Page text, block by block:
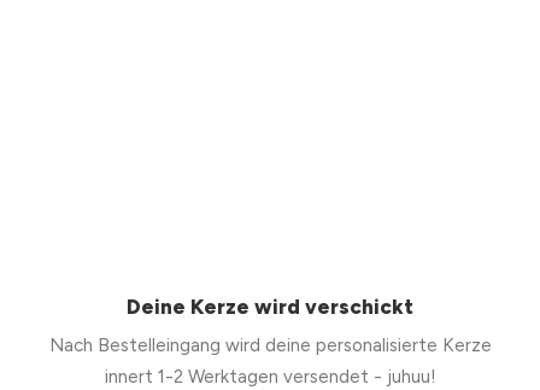
Deine Kerze wird verschickt
Nach Bestelleingang wird deine personalisierte Kerze
innert 1-2 Werktagen versendet - juhuu!